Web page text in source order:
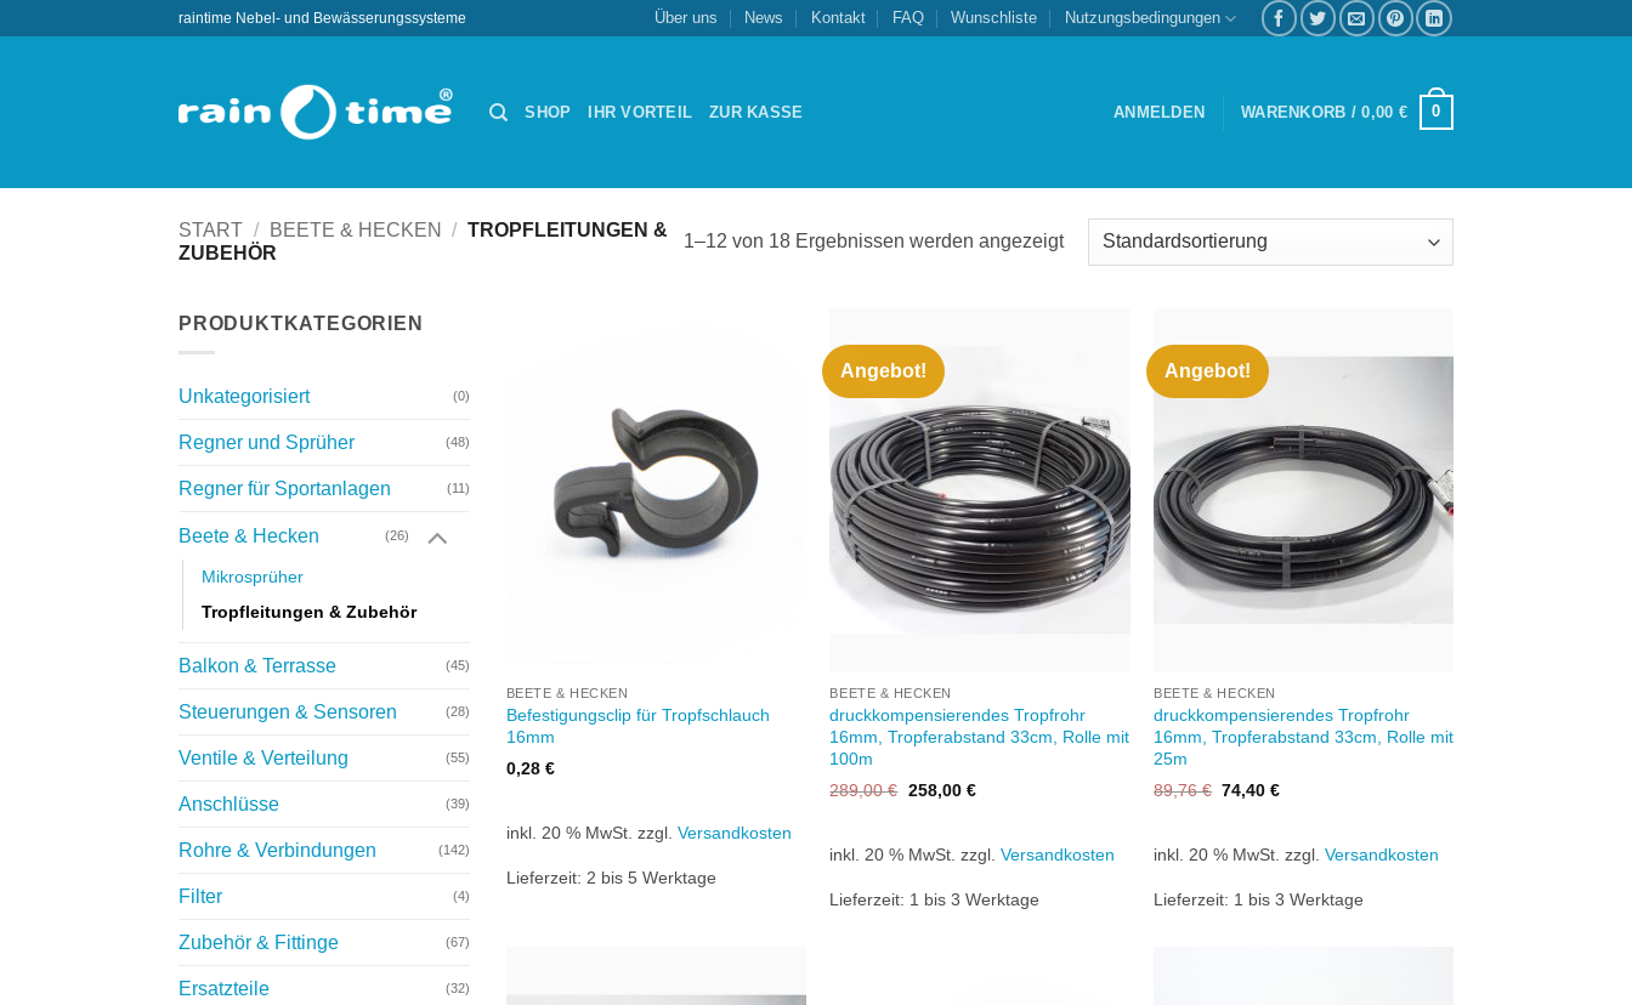
raintime Nebel- und Bewässerungssysteme Über uns News Kontakt FAQ Wunschliste Nutzungsbedingungen
SHOP IHR VORTEIL ZUR KASSE ANMELDEN WARENKORB /0,00 € 0
START / BEETE & HECKEN / TROPFLEITUNGEN &
ZUBEHÖR
1–12 von 18 Ergebnissen werden angezeigt
PRODUKTKATEGORIEN
Unkategorisiert (0)
Regner und Sprüher (48)
Regner für Sportanlagen (11)
Beete & Hecken (26)
Mikrosprüher
Tropfleitungen & Zubehör
Balkon & Terrasse (45)
Steuerungen & Sensoren (28)
Ventile & Verteilung (55)
Anschlüsse (39)
Rohre & Verbindungen (142)
Filter (4)
Zubehör & Fittinge (67)
Ersatzteile (32)
BEETE & HECKEN
Befestigungsclip für Tropfschlauch
16mm
0,28 €
inkl. 20 % MwSt. zzgl. Versandkosten
Lieferzeit: 2 bis 5 Werktage
Angebot!
hinzufügen
BEETE & HECKEN
druckkompensierendes Tropfrohr
16mm, Tropferabstand 33cm, Rolle mit
100m
289,00€ Ursprünglicher
258,00 €Aktueller
inkl. 20 % MwSt. zzgl.Versandkosten
Lieferzeit: 1 bis 3 Werktage
Angebot!
BEETE & HECKEN
druckkompensierendes Tropfrohr
16mm, Tropferabstand 33cm, Rolle mit
25m
89,76€ Ursprünglicher
74,40€Aktueller
inkl. 20 % MwSt. zzgl.Versandkosten
Lieferzeit: 1 bis 3 Werktage